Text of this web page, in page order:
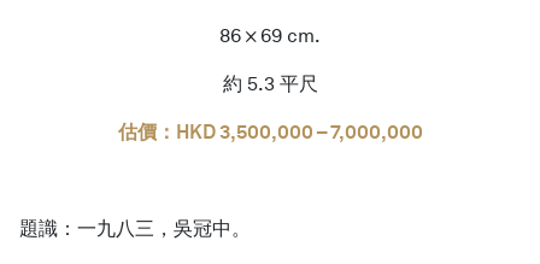
86 × 69 cm.
約 5.3 平尺
估價：HKD 3,500,000 – 7,000,000
題識：一九八三，吳冠中。